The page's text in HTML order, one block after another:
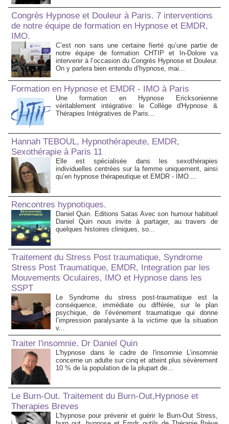
Congrès Hypnose et Douleur à Paris. 7 interventions
de notre équipe de formation en Hypnose et EMDR,
IMO.
C’est non sans une certaine fierté qu’une partie de
notre équipe de formation CHTIP et In-Dolore va
intervenir à l’occasion du Congrès Hypnose et Douleur.
On y parlera bien entendu d’hypnose, mai...
Formation en Hypnose et EMDR - IMO à Paris
Une formation en Hypnose Ericksonienne
véritablement intégrative: le Collège d'Hypnose &
Thérapies Intégratives de Paris...
Hannah TEBOUL, Hypnothérapeute, EMDR,
Sexothérapie à Paris 11
Elle est spécialisée dans les sexothérapies
individuelles centrées sur la femme uniquement, ainsi
qu’en hypnose thérapeutique et EMDR - IMO....
Rencontres hypnotiques.
Daniel Quin. Editions Satas Avec son humour habituel
Daniel Quin nous invite à partager, au travers de
quelques histoires cliniques, so...
Traitement du Stress Post traumatique, Syndrome
Stress Post Traumatique, EMDR, Integration par les
Mouvements Oculaires, IMO et Hypnose dans les
SSPT
Le Syndrome du stress post-traumatique est la
conséquence, immédiate ou différée, sur le plan
psychique, de l’événement traumatique qui donne
l’impression paralysante à la victime que la situation
v...
Traiter l'insomnie. Dr Daniel Quin
L'hypnose dans le cadre de l'insomnie L’insomnie
concerne un adulte sur cinq et atteint plus sévèrement
10 % de la population de la plupart de...
Le Burn-Out. Traitement du Burn-Out,Hypnose et
Therapies Breves
L'hypnose pour prévenir et guérir le Burn-Out Stress,